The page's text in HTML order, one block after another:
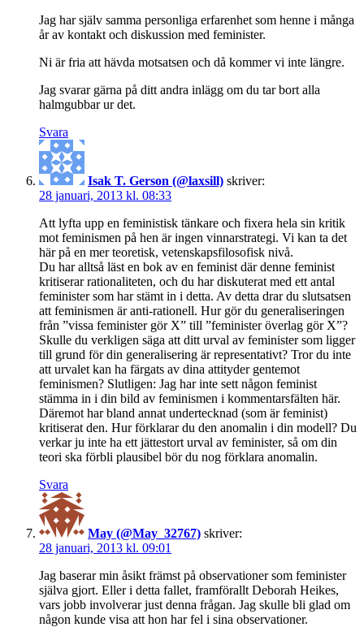
Jag har själv samma personliga erfarenhet som henne i många
år av kontakt och diskussion med feminister.
Ni är fria att hävda motsatsen och då kommer vi inte längre.
Jag svarar gärna på ditt andra inlägg om du tar bort alla
halmgubbar ur det.
Svara
Isak T. Gerson (@laxsill) skriver:
28 januari, 2013 kl. 08:33
Att lyfta upp en feministisk tänkare och fixera hela sin kritik
mot feminismen på hen är ingen vinnarstrategi. Vi kan ta det
här på en mer teoretisk, vetenskapsfilosofisk nivå.
Du har alltså läst en bok av en feminist där denne feminist
kritiserar rationaliteten, och du har diskuterat med ett antal
feminister som har stämt in i detta. Av detta drar du slutsatsen
att feminismen är anti-rationell. Hur gör du generaliseringen
från ”vissa feminister gör X” till ”feminister överlag gör X”?
Skulle du verkligen säga att ditt urval av feminister som ligger
till grund för din generalisering är representativt? Tror du inte
att urvalet kan ha färgats av dina attityder gentemot
feminismen? Slutligen: Jag har inte sett någon feminist
stämma in i din bild av feminismen i kommentarsfälten här.
Däremot har bland annat undertecknad (som är feminist)
kritiserat den. Hur förklarar du den anomalin i din modell? Du
verkar ju inte ha ett jättestort urval av feminister, så om din
teori ska förbli plausibel bör du nog förklara anomalin.
Svara
May (@May_32767) skriver:
28 januari, 2013 kl. 09:01
Jag baserar min åsikt främst på observationer som feminister
själva gjort. Eller i detta fallet, framförallt Deborah Heikes,
vars jobb involverar just denna frågan. Jag skulle bli glad om
någon kunde visa att hon har fel i sina observationer.